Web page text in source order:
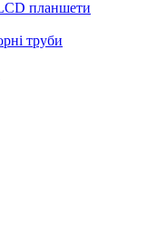
планшети
труби